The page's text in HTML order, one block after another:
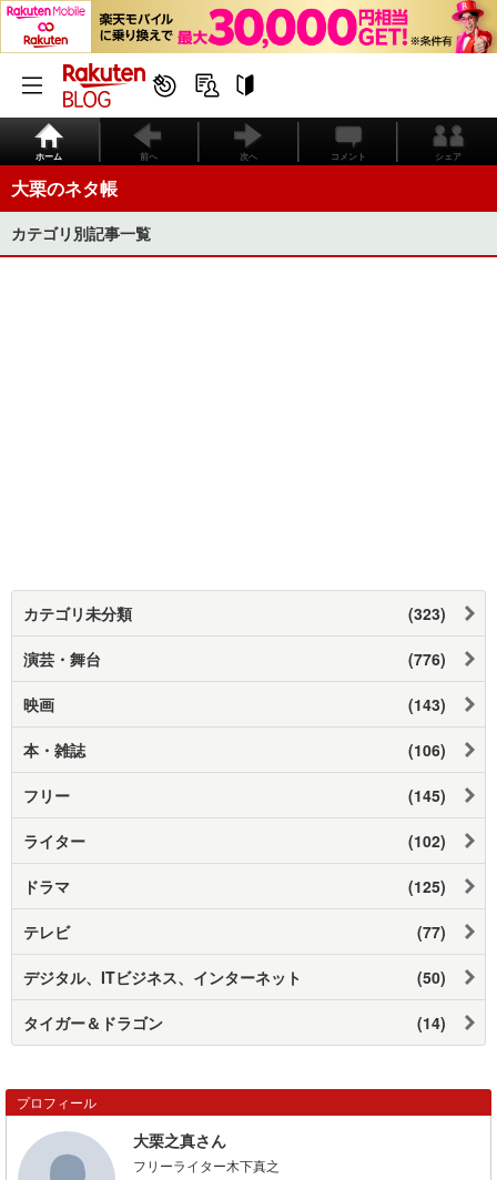
ホーム 前へ 次へ コメント シェア
大栗のネタ帳
カテゴリ別記事一覧
カテゴリ未分類 (323)
演芸・舞台 (776)
映画 (143)
本・雑誌 (106)
フリー (145)
ライター (102)
ドラマ (125)
テレビ (77)
デジタル、ITビジネス、インターネット (50)
タイガー＆ドラゴン (14)
プロフィール
大栗之真さん
フリーライター木下真之